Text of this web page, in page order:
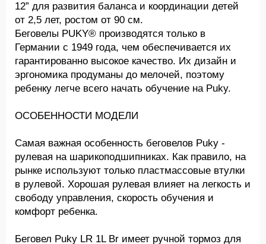
12” для развития баланса и координации детей
от 2,5 лет, ростом от 90 см.
Беговелы PUKY® производятся только в
Германии с 1949 года, чем обеспечивается их
гарантированно высокое качество. Их дизайн и
эргономика продуманы до мелочей, поэтому
ребенку легче всего начать обучение на Puky.
ОСОБЕННОСТИ МОДЕЛИ
Самая важная особенность беговелов Puky -
рулевая на шарикоподшипниках. Как правило, на
рынке используют только пластмассовые втулки
в рулевой. Хорошая рулевая влияет на легкость и
свободу управления, скорость обучения и
комфорт ребенка.
Беговел Puky LR 1L Br имеет ручной тормоз для